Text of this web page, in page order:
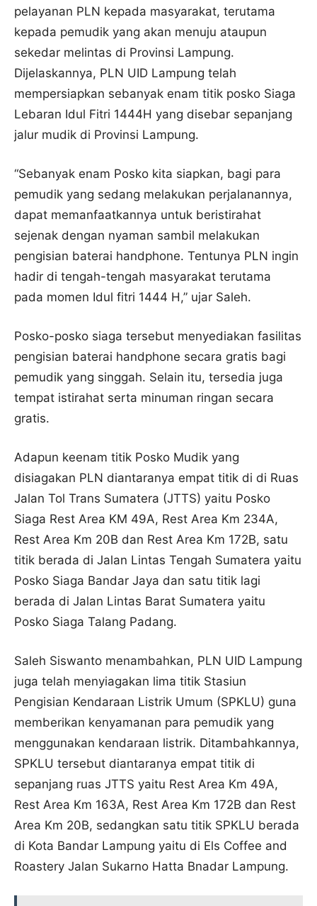
pelayanan PLN kepada masyarakat, terutama
kepada pemudik yang akan menuju ataupun
sekedar melintas di Provinsi Lampung.
Dijelaskannya, PLN UID Lampung telah
mempersiapkan sebanyak enam titik posko Siaga
Lebaran Idul Fitri 1444H yang disebar sepanjang
jalur mudik di Provinsi Lampung.
“Sebanyak enam Posko kita siapkan, bagi para
pemudik yang sedang melakukan perjalanannya,
dapat memanfaatkannya untuk beristirahat
sejenak dengan nyaman sambil melakukan
pengisian baterai handphone. Tentunya PLN ingin
hadir di tengah-tengah masyarakat terutama
pada momen Idul fitri 1444 H,” ujar Saleh.
Posko-posko siaga tersebut menyediakan fasilitas
pengisian baterai handphone secara gratis bagi
pemudik yang singgah. Selain itu, tersedia juga
tempat istirahat serta minuman ringan secara
gratis.
Adapun keenam titik Posko Mudik yang
disiagakan PLN diantaranya empat titik di di Ruas
Jalan Tol Trans Sumatera (JTTS) yaitu Posko
Siaga Rest Area KM 49A, Rest Area Km 234A,
Rest Area Km 20B dan Rest Area Km 172B, satu
titik berada di Jalan Lintas Tengah Sumatera yaitu
Posko Siaga Bandar Jaya dan satu titik lagi
berada di Jalan Lintas Barat Sumatera yaitu
Posko Siaga Talang Padang.
Saleh Siswanto menambahkan, PLN UID Lampung
juga telah menyiagakan lima titik Stasiun
Pengisian Kendaraan Listrik Umum (SPKLU) guna
memberikan kenyamanan para pemudik yang
menggunakan kendaraan listrik. Ditambahkannya,
SPKLU tersebut diantaranya empat titik di
sepanjang ruas JTTS yaitu Rest Area Km 49A,
Rest Area Km 163A, Rest Area Km 172B dan Rest
Area Km 20B, sedangkan satu titik SPKLU berada
di Kota Bandar Lampung yaitu di Els Coffee and
Roastery Jalan Sukarno Hatta Bnadar Lampung.